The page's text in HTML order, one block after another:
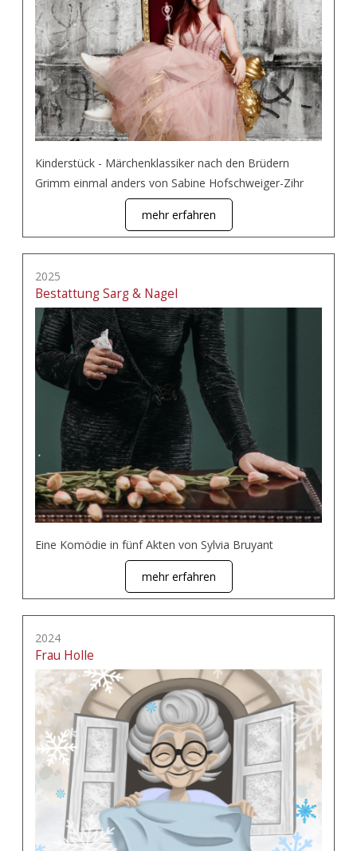
Kinderstück - Märchenklassiker nach den Brüdern
Grimm einmal anders von Sabine Hofschweiger-Zihr
mehr erfahren
2025
Bestattung Sarg & Nagel
Eine Komödie in fünf Akten von Sylvia Bruyant
mehr erfahren
2024
Frau Holle